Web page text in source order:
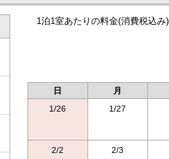
1泊1室あたりの料金(消費税込み)
日 月
1/26
1/27
2/2 2/3